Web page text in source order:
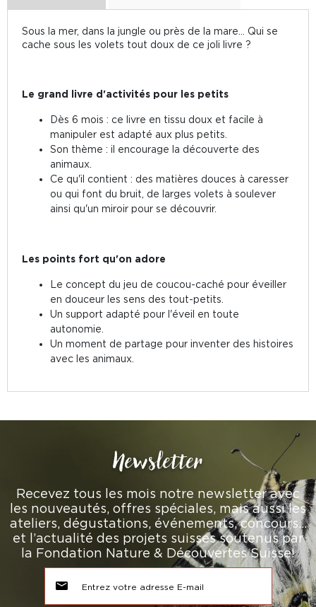
Sous la mer, dans la jungle ou près de la mare… Qui se
cache sous les volets tout doux de ce joli livre ?
Le grand livre d'activités pour les petits
Dès 6 mois : ce livre en tissu doux et facile à
manipuler est adapté aux plus petits.
Son thème : il encourage la découverte des
animaux.
Ce qu'il contient : des matières douces à caresser
ou qui font du bruit, de larges volets à soulever
ainsi qu'un miroir pour se découvrir.
Les points fort qu'on adore
Le concept du jeu de coucou-caché pour éveiller
en douceur les sens des tout-petits.
Un support adapté pour l'éveil en toute
autonomie.
Un moment de partage pour inventer des histoires
avec les animaux.
Newsletter
Recevez tous les mois notre newsletter avec
les nouveautés, offres spéciales, mais aussi les
ateliers, dégustations, événements, concours…
et l’actualité des projets suisses soutenus par
la Fondation Nature & Découvertes Suisse!